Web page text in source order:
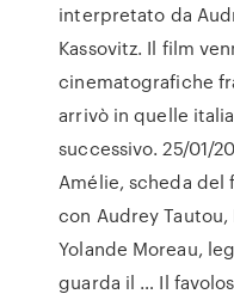
interpretato da
Kassovitz. Il film
cinematografiche
arrivò in quelle
successivo. 25/01/
Amélie, scheda del
con Audrey Tautou,
Yolande Moreau,
guarda il … Il